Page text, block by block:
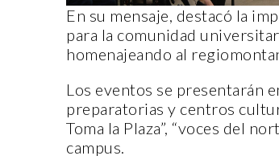
En su mensaje, destacó la
para la comunidad
homenajeando al
Los eventos se presentarán
preparatorias y centros
Toma la Plaza”, “voces del
campus.ORIGEN Y PROPÓSITO DE
CASA INDI